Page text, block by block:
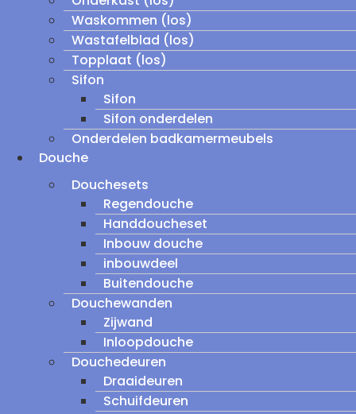
Waskommen (los)
Wastafelblad (los)
Topplaat (los)
Sifon
Sifon
Sifon onderdelen
Onderdelen badkamermeubels
Douche
Douchesets
Regendouche
Handdoucheset
Inbouw douche
inbouwdeel
Buitendouche
Douchewanden
Zijwand
Inloopdouche
Douchedeuren
Draaideuren
Schuifdeuren